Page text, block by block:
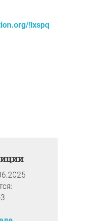
!lxspq